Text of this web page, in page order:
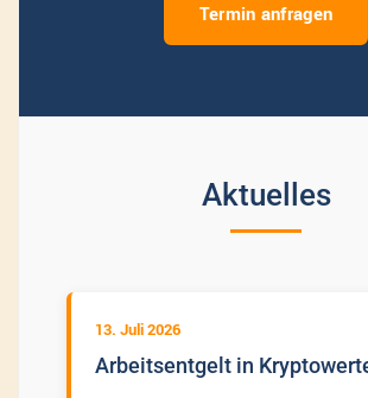
Termin anfragen
Aktuelles
13. Juli 2026
Arbeitsentgelt in